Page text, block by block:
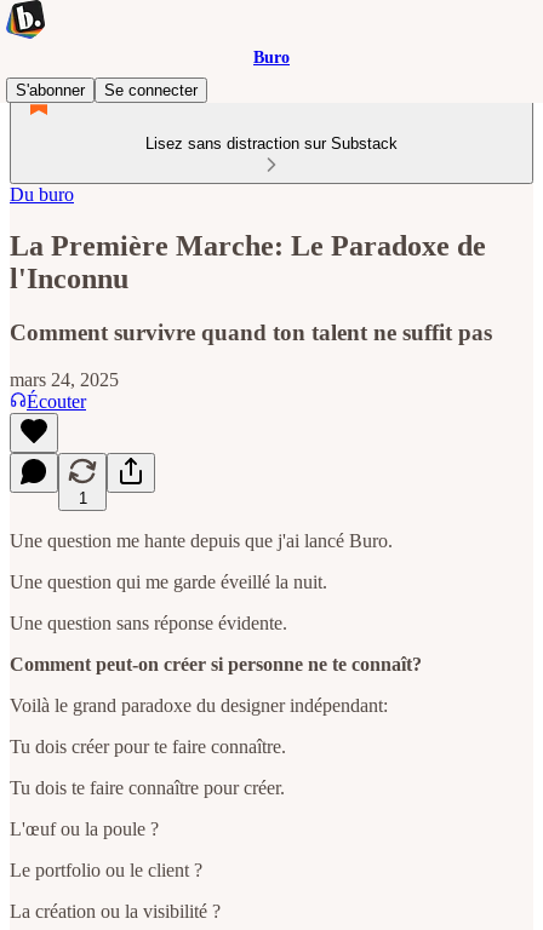
Buro
S'abonner
Se connecter
Lisez sans distraction sur Substack
Du buro
La Première Marche: Le Paradoxe de
l'Inconnu
Comment survivre quand ton talent ne suffit pas
mars 24, 2025
Écouter
1
Une question me hante depuis que j'ai lancé Buro.
Une question qui me garde éveillé la nuit.
Une question sans réponse évidente.
Comment peut-on créer si personne ne te connaît?
Voilà le grand paradoxe du designer indépendant:
Tu dois créer pour te faire connaître.
Tu dois te faire connaître pour créer.
L'œuf ou la poule ?
Le portfolio ou le client ?
La création ou la visibilité ?